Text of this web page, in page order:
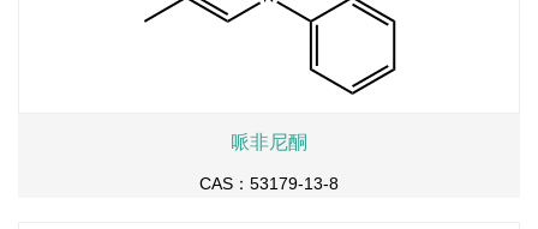
哌非尼酮
CAS：53179-13-8